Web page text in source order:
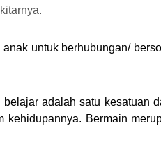
untuk berhubungan/
belajar adalah satu
kehidupannya. Bermain